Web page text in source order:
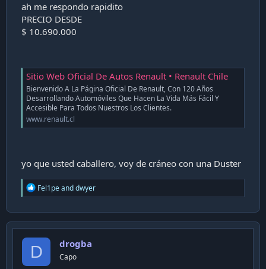
ah me respondo rapidito
PRECIO DESDE
$ 10.690.000
Sitio Web Oficial De Autos Renault • Renault Chile
Bienvenido A La Página Oficial De Renault, Con 120 Años
Desarrollando Automóviles Que Hacen La Vida Más Fácil Y
Accesible Para Todos Nuestros Los Clientes.
www.renault.cl
yo que usted caballero, voy de cráneo con una Duster
R
e
c
t
o
n
Fel1peanddwyer
D drogba
Capo